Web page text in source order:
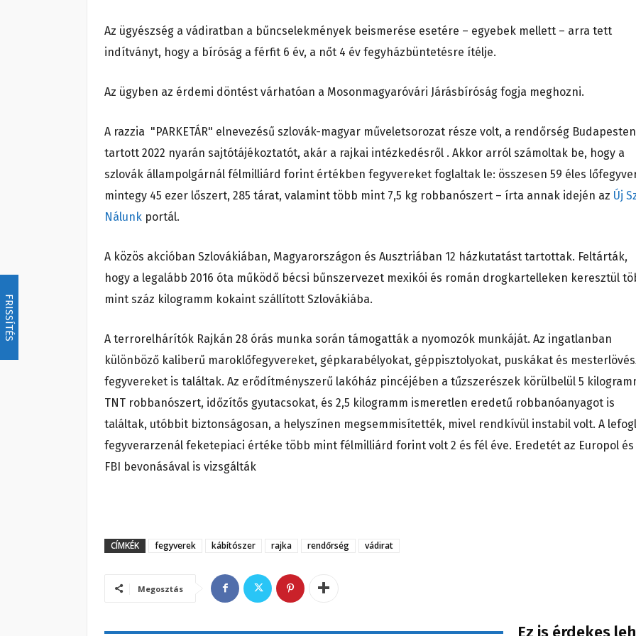
FRISSÍTÉS
Az ügyészség a vádiratban a bűncselekmények beismerése esetére – egyebek mellett – arra tett
indítványt, hogy a bíróság a férfit 6 év, a nőt 4 év fegyházbüntetésre ítélje.
Az ügyben az érdemi döntést várhatóan a Mosonmagyaróvári Járásbíróság fogja meghozni.
A razzia "PARKETÁR" elnevezésű szlovák-magyar műveletsorozat része volt, a rendőrség Budapesten
tartott 2022 nyarán sajtótájékoztatót, akár a rajkai intézkedésről . Akkor arról számoltak be, hogy a
szlovák állampolgárnál félmilliárd forint értékben fegyvereket foglaltak le: összesen 59 éles
mintegy 45 ezer lőszert, 285 tárat, valamint több mint 7,5 kg robbanószert – írta annak idején az Új
Nálunk portál.
A közös akcióban Szlovákiában, Magyarországon és Ausztriában 12 házkutatást tartottak. Feltárták,
hogy a legalább 2016 óta működő bécsi bűnszervezet mexikói és román drogkartelleken keresztül
mint száz kilogramm kokaint szállított Szlovákiába.
A terrorelhárítók Rajkán 28 órás munka során támogatták a nyomozók munkáját. Az ingatlanban
különböző kaliberű maroklőfegyvereket, gépkarabélyokat, géppisztolyokat, puskákat és
fegyvereket is találtak. Az erődítményszerű lakóház pincéjében a tűzszerészek körülbelül 5
TNT robbanószert, időzítős gyutacsokat, és 2,5 kilogramm ismeretlen eredetű robbanóanyagot is
találtak, utóbbit biztonságosan, a helyszínen megsemmisítették, mivel rendkívül instabil volt. A
fegyverarzenál feketepiaci értéke több mint félmilliárd forint volt 2 és fél éve. Eredetét az Europol és
FBI bevonásával is vizsgálták
CÍMKÉK fegyverek kábítószer rajka rendőrség vádirat
Megosztás
Ez is érdekes